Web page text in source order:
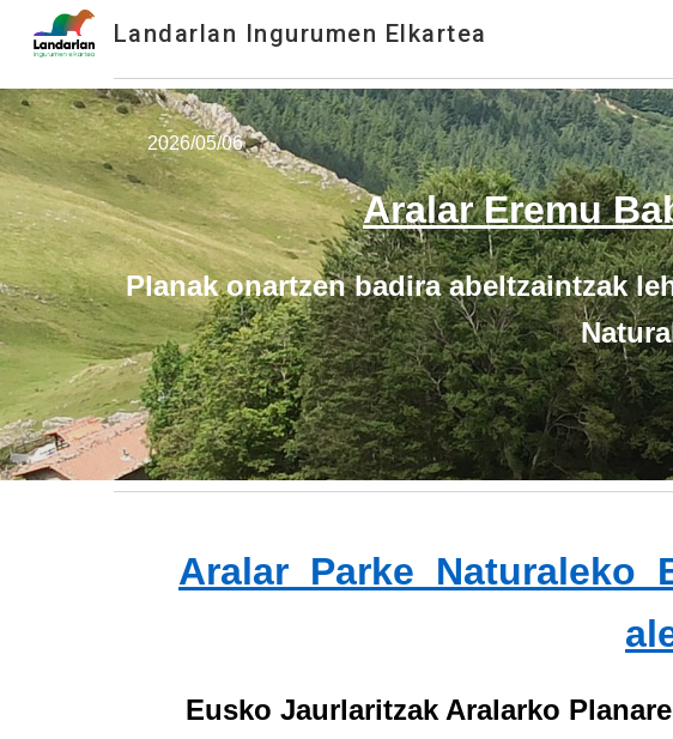
Landarlan Ingurumen Elkartea
2026/05/06
Aralar Eremu
Planak onartzen badira abeltzaintzak
Aralar Parke Naturaleko
Eusko Jaurlaritzak Aralarko